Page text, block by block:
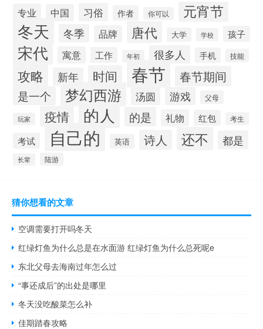
专业 中国 习俗 作者 你可以 元宵节
冬天 冬季 品牌 唐代 大学 学校 孩子
宋代 寓意 工作 年初 很多人 手机 技能
攻略 新年 时间 春节 春节期间
是一个 梦幻西游 汤圆 游戏 父母
玩家 疫情 的人 的是 礼物 红包 考生
考试 自己的 英语 诗人 还不 都是
长辈 陆游
猜你想看的文章
空调需要打开吗冬天
红绿灯鱼为什么总是在水面游 红绿灯鱼为什么总死呢e
东北父母去海南过年怎么过
“事还成后”的出处是哪里
冬天没吃酸菜怎么补
佳期踏春攻略